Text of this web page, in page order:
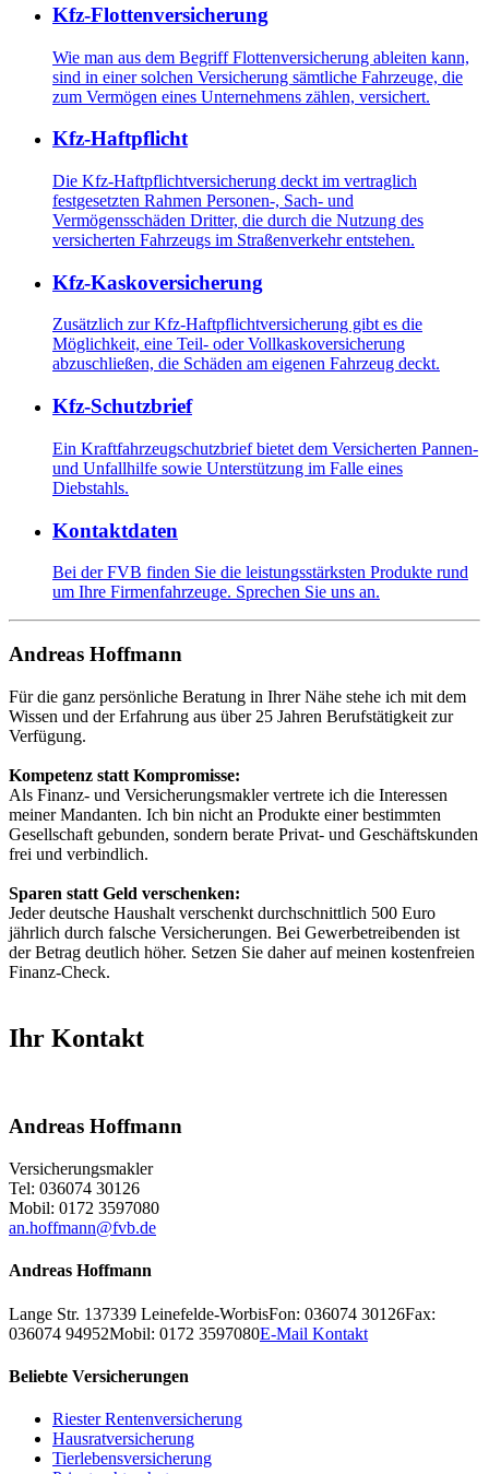
Kfz-Flottenversicherung
Wie man aus dem Begriff Flottenversicherung ableiten kann,
sind in einer solchen Versicherung sämtliche Fahrzeuge, die
zum Vermögen eines Unternehmens zählen, versichert.
Kfz-Haftpflicht
Die Kfz-Haftpflichtversicherung deckt im vertraglich
festgesetzten Rahmen Personen-, Sach- und
Vermögensschäden Dritter, die durch die Nutzung des
versicherten Fahrzeugs im Straßenverkehr entstehen.
Kfz-Kaskoversicherung
Zusätzlich zur Kfz-Haftpflichtversicherung gibt es die
Möglichkeit, eine Teil- oder Vollkaskoversicherung
abzuschließen, die Schäden am eigenen Fahrzeug deckt.
Kfz-Schutzbrief
Ein Kraftfahrzeugschutzbrief bietet dem Versicherten Pannen-
und Unfallhilfe sowie Unterstützung im Falle eines
Diebstahls.
Kontaktdaten
Bei der FVB finden Sie die leistungsstärksten Produkte rund
um Ihre Firmenfahrzeuge. Sprechen Sie uns an.
Andreas Hoffmann
Für die ganz persönliche Beratung in Ihrer Nähe stehe ich mit dem
Wissen und der Erfahrung aus über 25 Jahren Berufstätigkeit zur
Verfügung.
Kompetenz statt Kompromisse:
Als Finanz- und Versicherungsmakler vertrete ich die Interessen
meiner Mandanten. Ich bin nicht an Produkte einer bestimmten
Gesellschaft gebunden, sondern berate Privat- und Geschäftskunden
frei und verbindlich.
Sparen statt Geld verschenken:
Jeder deutsche Haushalt verschenkt durchschnittlich 500 Euro
jährlich durch falsche Versicherungen. Bei Gewerbetreibenden ist
der Betrag deutlich höher. Setzen Sie daher auf meinen kostenfreien
Finanz-Check.
Ihr Kontakt
Andreas Hoffmann
Versicherungsmakler
Tel: 036074 30126
Mobil: 0172 3597080
an.hoffmann@fvb.de
Andreas Hoffmann
Lange Str. 137339 Leinefelde-WorbisFon: 036074 30126Fax:
036074 94952Mobil: 0172 3597080E-Mail Kontakt
Beliebte Versicherungen
Riester Rentenversicherung
Hausratversicherung
Tierlebensversicherung